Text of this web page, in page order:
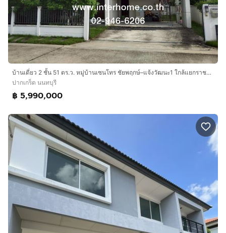
บ้านเดี่ยว 2 ชั้น 51 ตร.ว. หมู่บ้านเซนโทร ชัยพฤกษ์–แจ้งวัฒนะ1 ใกล้แยกราชพฤกษ์345 ถนนทางชนบทนนทบุรี2051 ถนนชัยพฟกษ์-แจ้งวัฒนะ ปากเกร็ด
ปากเกร็ด นนทบุรี
฿ 5,990,000